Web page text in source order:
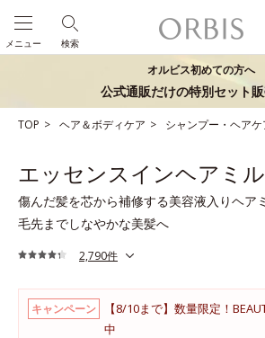
検索
メニュー
オルビス初めての方へ
公式通販だけの特別セット販
TOP ヘア＆ボディケア シャンプー・ヘアケ
エッセンスインヘアミ
傷んだ髪を芯から補修する美容液入りヘア
毛先までしなやかな美髪へ
2,790件
キャンペーン
【8/10まで】数量限定！
中